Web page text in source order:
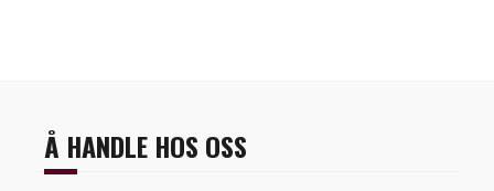
Å HANDLE HOS OSS